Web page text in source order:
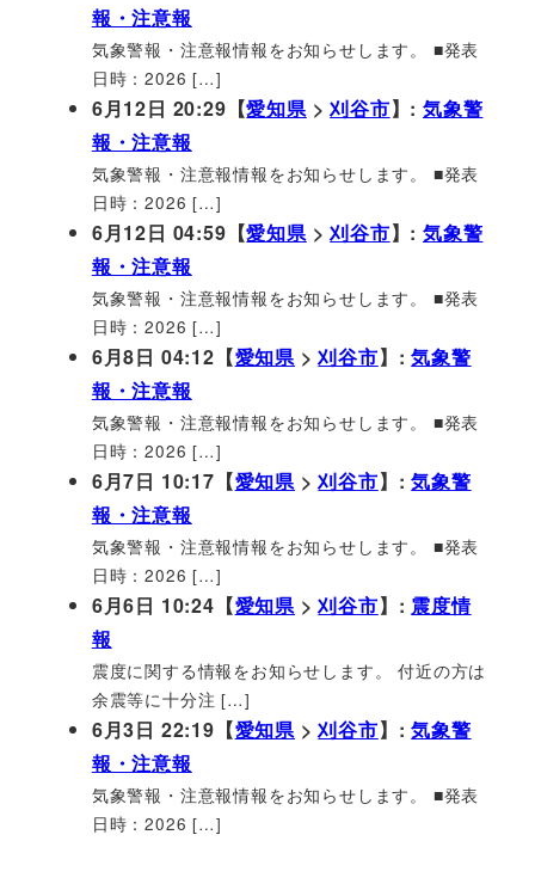
報・注意報
気象警報・注意報情報をお知らせします。 ■発表
日時：2026 […]
6月12日 20:29【愛知県>刈谷市】:気象警
報・注意報
気象警報・注意報情報をお知らせします。 ■発表
日時：2026 […]
6月12日 04:59【愛知県>刈谷市】:気象警
報・注意報
気象警報・注意報情報をお知らせします。 ■発表
日時：2026 […]
6月8日 04:12【愛知県 >刈谷市】:気象警
報・注意報
気象警報・注意報情報をお知らせします。 ■発表
日時：2026 […]
6月7日 10:17【愛知県 >刈谷市】:気象警
報・注意報
気象警報・注意報情報をお知らせします。 ■発表
日時：2026 […]
6月6日 10:24【愛知県 >刈谷市】: 震度情
報
震度に関する情報をお知らせします。 付近の方は
余震等に十分注 […]
6月3日 22:19【愛知県 >刈谷市】:気象警
報・注意報
気象警報・注意報情報をお知らせします。 ■発表
日時：2026 […]